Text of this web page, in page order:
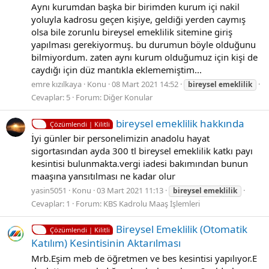
Aynı kurumdan başka bir birimden kurum içi nakil
yoluyla kadrosu geçen kişiye, geldiği yerden caymış
olsa bile zorunlu bireysel emeklilik sitemine giriş
yapılması gerekiyormuş. bu durumun böyle olduğunu
bilmiyordum. zaten aynı kurum olduğumuz için kişi de
caydığı için düz mantıkla eklememiştim...
emre kızılkaya Konu 08 Mart 2021 14:52 bireysel emeklilik
Cevaplar: 5 Forum: Diğer Konular
Çözümlendi | Kilitli bireysel emeklilik hakkında
İyi günler bir personelimizin anadolu hayat
sigortasından ayda 300 tl bireysel emeklilik katkı payı
kesintisi bulunmakta.vergi iadesi bakımından bunun
maaşına yansıtılması ne kadar olur
yasin5051 Konu 03 Mart 2021 11:13 bireysel emeklilik
Cevaplar: 1 Forum: KBS Kadrolu Maaş İşlemleri
Çözümlendi | Kilitli
Bireysel Emeklilik (Otomatik
Katılım) Kesintisinin Aktarılması
Mrb.Eşim meb de öğretmen ve bes kesintisi yapılıyor.E